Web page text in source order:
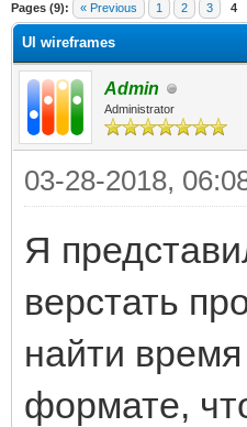
Pages (9): « Previous 1 2 3 4
UI wireframes
Admin
Administrator
03-28-2018,
Я
верстать
найти
формате,